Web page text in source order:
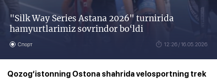
"Silk Way Series Astana 2026" turnirida
hamyurtlarimiz sovrindor bo‘ldi
Спорт 12:26 / 16.05.2026
Qozog‘istonning Ostona shahrida velosportning trek